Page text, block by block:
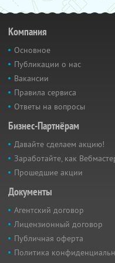
Компания
Основное
Публикации о нас
Вакансии
Правила сервиса
Ответы на вопросы
Бизнес-Партнёрам
Давайте сделаем акцию!
Заработайте, как
Прошедшие акции
Документы
Агентский договор
Лицензионный договор
Публичная оферта
Политика